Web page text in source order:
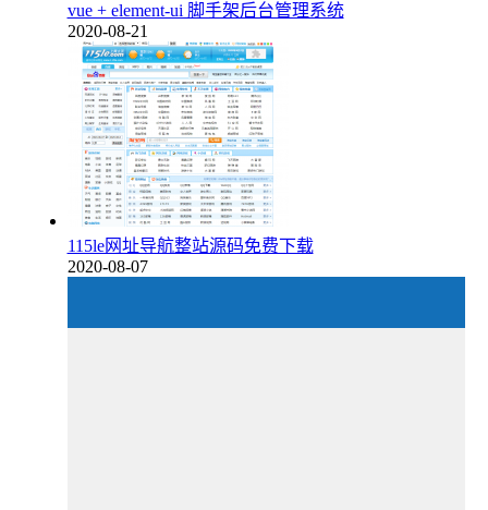
vue + element-ui 脚手架后台管理系统
2020-08-21
115le网址导航整站源码免费下载
2020-08-07